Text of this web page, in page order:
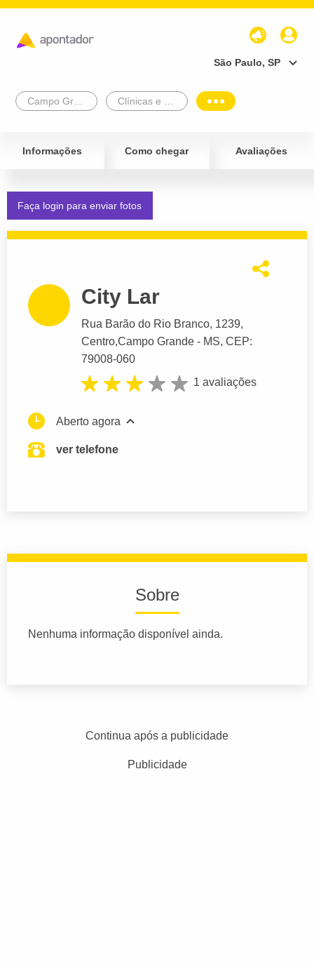
São Paulo, SP
Informações Como chegar Avaliações
Faça login para enviar fotos
City Lar
Rua Barão do Rio Branco, 1239,
Centro,Campo Grande - MS, CEP:
79008-060
1 avaliações
Aberto agora
ver telefone
Sobre
Nenhuma informação disponível ainda.
Continua após a publicidade
Publicidade